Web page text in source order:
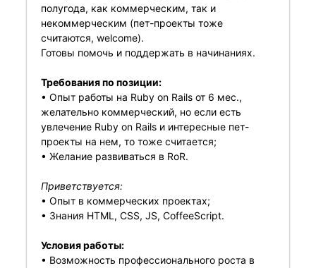
полугода, как коммерческим, так и
некоммерческим (пет-проекты тоже
считаются, welcome).
Готовы помочь и поддержать в начинаниях.
Требования по позиции:
• Опыт работы на Ruby on Rails от 6 мес.,
желательно коммерческий, но если есть
увлечение Ruby on Rails и интересные пет-
проекты на нем, то тоже считается;
• Желание развиваться в RoR.
Приветствуется:
• Опыт в коммерческих проектах;
• Знания HTML, CSS, JS, CoffeеScript.
Условия работы:
• Возможность профессионального роста в